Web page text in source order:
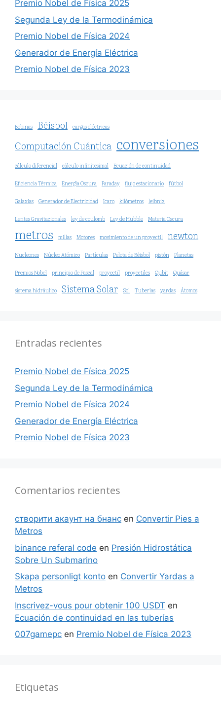
Premio Nobel de Física 2025
Segunda Ley de la Termodinámica
Premio Nobel de Física 2024
Generador de Energía Eléctrica
Premio Nobel de Física 2023
Bobinas Béisbol cargas eléctricas
Computación Cuántica conversiones
cálculo diferencial cálculo infinitesimal Ecuación de continuidad
Eficiencia Térmica Energía Oscura Faraday flujo estacionario fútbol
Galaxias Generador de Electricidad Icaro kilómetros leibniz
Lentes Gravitacionales ley de coulomb Ley de Hubble Materia Oscura
metros millas Motores movimiento de un proyectil newton
Nucleones Núcleo Atómico Partículas Pelota de Béisbol pistón Planetas
Premios Nobel principio de Pascal proyectil proyectiles Qubit Quásar
sistema hidráulico Sistema Solar Sol Tuberías yardas Átomos
Entradas recientes
Premio Nobel de Física 2025
Segunda Ley de la Termodinámica
Premio Nobel de Física 2024
Generador de Energía Eléctrica
Premio Nobel de Física 2023
Comentarios recientes
створити акаунт на бнанс en Convertir Pies a
Metros
binance referal code en Presión Hidrostática
Sobre Un Submarino
Skapa personligt konto en Convertir Yardas a
Metros
Inscrivez-vous pour obtenir 100 USDT en
Ecuación de continuidad en las tuberías
007gamepc en Premio Nobel de Física 2023
Etiquetas